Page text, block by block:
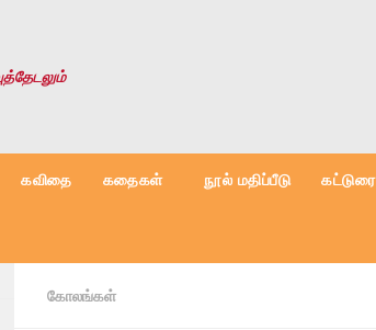
கவிதை கதைகள் நூல் மதிப்பீடு கட்டுரை
கோலங்கள்